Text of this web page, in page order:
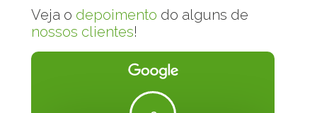
Veja o depoimento do alguns de
nossos clientes!